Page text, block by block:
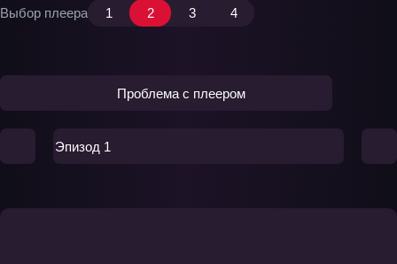
Выбор плеера 1 2 3 4
Проблема с плеером
Эпизод 1